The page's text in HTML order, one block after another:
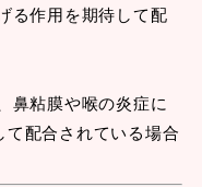
る作用を期待して配
鼻粘膜や喉の炎症に
配合されている場合